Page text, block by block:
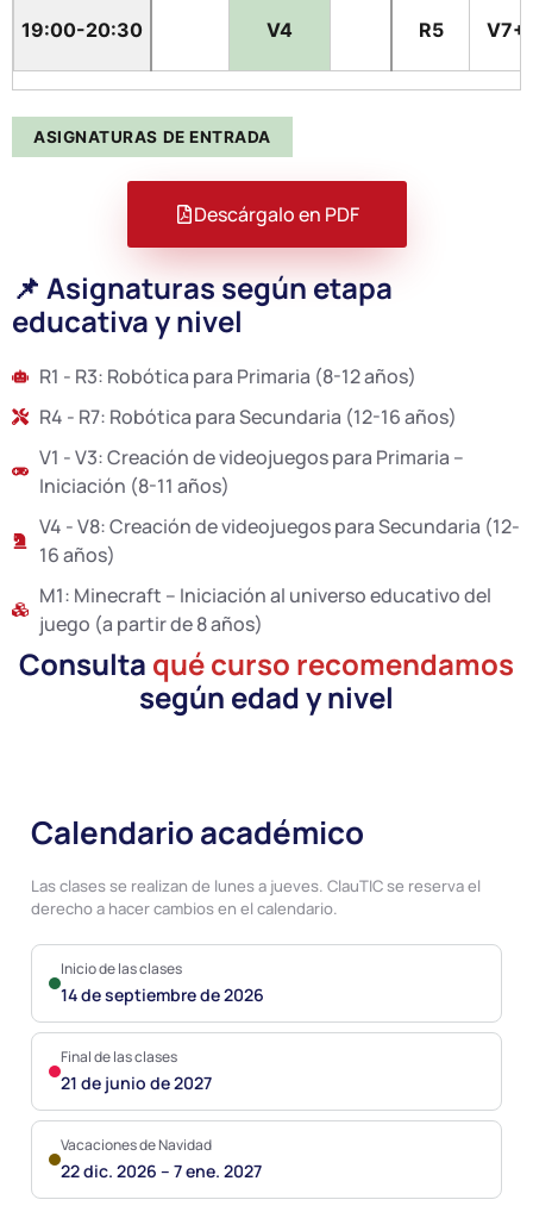
19:00-20:30 V4 R5
ASIGNATURAS DE ENTRADA
Descárgalo en PDF
📌 Asignaturas según etapa
educativa y nivel
R1 - R3: Robótica para Primaria (8-12 años)
R4 - R7: Robótica para Secundaria (12-16 años)
V1 - V3: Creación de videojuegos para Primaria –
Iniciación (8-11 años)
V4 - V8: Creación de videojuegos para Secundaria (12-
16 años)
M1: Minecraft – Iniciación al universo educativo del
juego (a partir de 8 años)
Consulta qué curso recomendamos
según edad y nivel
Calendario académico
Las clases se realizan de lunes a jueves. ClauTIC se reserva el
derecho a hacer cambios en el calendario.
Inicio de las clases
14 de septiembre de 2026
Final de las clases
21 de junio de 2027
Vacaciones de Navidad
22 dic. 2026 – 7 ene. 2027